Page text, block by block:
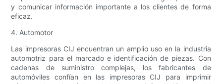
y comunicar información importante a los clientes de forma
eficaz.
4. Automotor
Las impresoras CIJ encuentran un amplio uso en la industria
automotriz para el marcado e identificación de piezas. Con
cadenas de suministro complejas, los fabricantes de
automóviles confían en las impresoras CIJ para imprimir